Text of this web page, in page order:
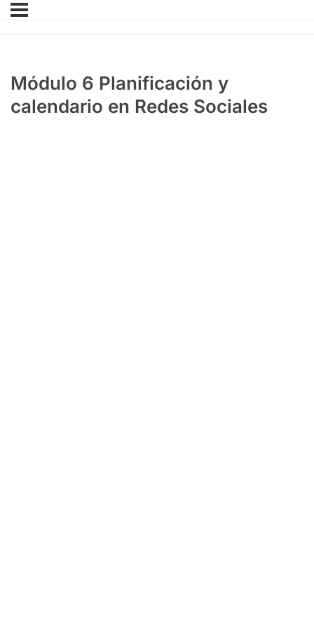
Módulo 6 Planificación y
calendario en Redes Sociales